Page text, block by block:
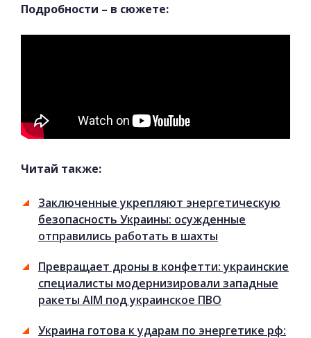
Подробности – в сюжете:
Читай также:
Заключенные укрепляют энергетическую
безопасность Украины: осужденные
отправились работать в шахты
Превращает дроны в конфетти: украинские
специалисты модернизировали западные
ракеты AIM под украинское ПВО
Украина готова к ударам по энергетике рф: